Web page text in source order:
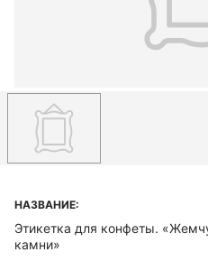
НАЗВАНИЕ:
Этикетка для конфеты.
камни»